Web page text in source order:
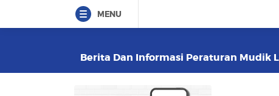
MENU
Berita Dan Informasi Peraturan Mudik